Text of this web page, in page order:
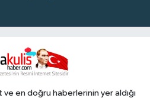
ve en doğru haberlerinin yer aldığı